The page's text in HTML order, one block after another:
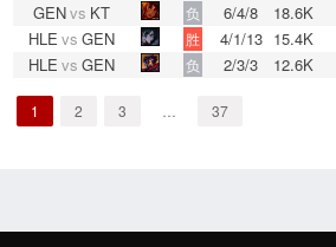
GENvs KT 负 6/4/8
18.6K
HLE vs GEN 胜 4/1/13 15.4K
HLE vs GEN 负 2/3/3 12.6K
1 2 3 37